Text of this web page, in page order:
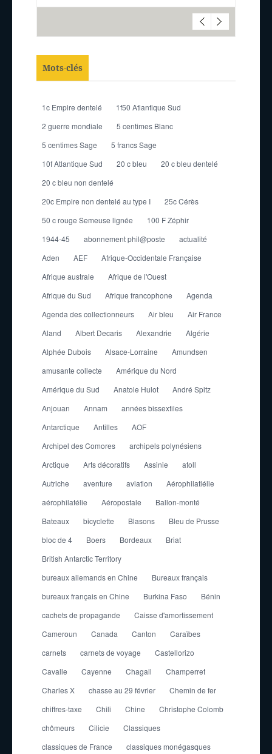
Mots-clés
1c Empire dentelé
1f50 Atlantique Sud
2 guerre mondiale
5 centimes Blanc
5 centimes Sage
5 francs Sage
10f Atlantique Sud
20 c bleu
20 c bleu dentelé
20 c bleu non dentelé
20c Empire non dentelé au type I
25c Cérès
50 c rouge Semeuse lignée
100 F Zéphir
1944-45
abonnement phil@poste
actualité
Aden
AEF
Afrique-Occidentale Française
Afrique australe
Afrique de l'Ouest
Afrique du Sud
Afrique francophone
Agenda
Agenda des collectionneurs
Air bleu
Air France
Aland
Albert Decaris Alexandrie
Algérie
Alphée Dubois
Alsace-Lorraine
Amundsen
amusante collecte
Amérique du Nord
Amérique du Sud
Anatole Hulot
André Spitz
Anjouan
Annam
années bissextiles
Antarctique
Antilles
AOF
Archipel des Comores
archipels polynésiens
Arctique
Arts décoratifs Assinie
atoll
Autriche
aventure aviation
Aérophilatlélie
aérophilatélie
Aéropostale
Ballon-monté
Bateaux
bicyclette Blasons
Bleu de Prusse
bloc de 4
Boers Bordeaux
Briat
British Antarctic Territory
bureaux allemands en Chine
Bureaux français
bureaux français en Chine
Burkina Faso
Bénin
cachets de propagande
Caisse d'amortissement
Cameroun
Canada Canton
Caraïbes
carnets
carnets de voyage
Castellorizo
Cavalle
Cayenne Chagall
Champerret
Charles X
chasse au 29 février
Chemin de fer
chiffres-taxe
Chili Chine
Christophe Colomb
chômeurs
Cilicie
Classiques
classiques de France
classiques monégasques